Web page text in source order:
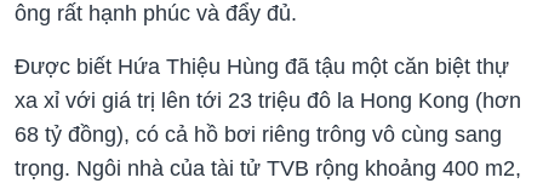
ông rất hạnh phúc và đẩy đủ.
Được biết Hứa Thiệu Hùng đã tậu một căn biệt thự
xa xỉ với giá trị lên tới 23 triệu đô la Hong Kong (hơn
68 tỷ đồng), có cả hồ bơi riêng trông vô cùng sang
trọng. Ngôi nhà của tài tử TVB rộng khoảng 400 m2,